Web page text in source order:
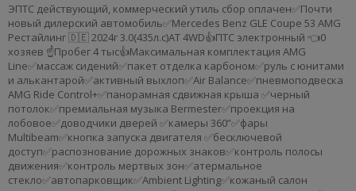
ЭПТС действующий, коммерческий утиль сбор оплачен✅Почти
новый дилерский автомобиль✅Mercedes Benz GLE Coupe 53 AMG
Рестайлинг 🇩🇪 2024г 3.0(435л.с)АТ 4WD👍ПТС электронный 👈0
хозяев ☝Пробег 4 тыс👍Максимальная комплектация AMG
Line✅массаж сидений✅пакет отделка карбоном✅руль с юнитами
и алькантарой✅активный выхлоп✅Air Balance✅пневмоподвеска
AMG Ride Control+✅панорамная сдвижная крыша ✅черный
потолок✅премиальная музыка Bermester✅проекция на
лобовое✅доводчики дверей ✅камеры 360”✅фары
Multibeam✅кнопка запуска двигателя ✅бесключевой
доступ✅распознование дорожных знаков✅контроль полосы
движения✅контроль мертвых зон✅атермальное
стекло✅автопарковщик✅Ambient Lighting✅кожаный салон